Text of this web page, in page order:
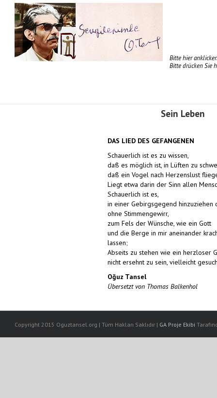
Bitte hier
Bitte drücken Sie
Sein Leben
DAS LIED DES GEFANGENEN
Schauerlich ist es zu wissen,
daß es möglich ist, in Lüften zu
daß ein Vogel nach Herzenslust
Liegt etwa darin der Sinn allen
Schauerlich ist es,
in einer Gebirgsgegend hinzuziehen
ohne Stimmengewirr,
zum Fels der Wünsche, wie ein Gott
und die Berge in mir aneinander
lassen;
Abseits zu stehen wie ein herzloser
nicht ersehnt zu sein, vielleicht
Oğuz Tansel
Übersetzt von Thomas Balkenhol
Copyright 2015 Oguztansel.org | Tüm Hakları Saklıdır | GA Proje Ekibi